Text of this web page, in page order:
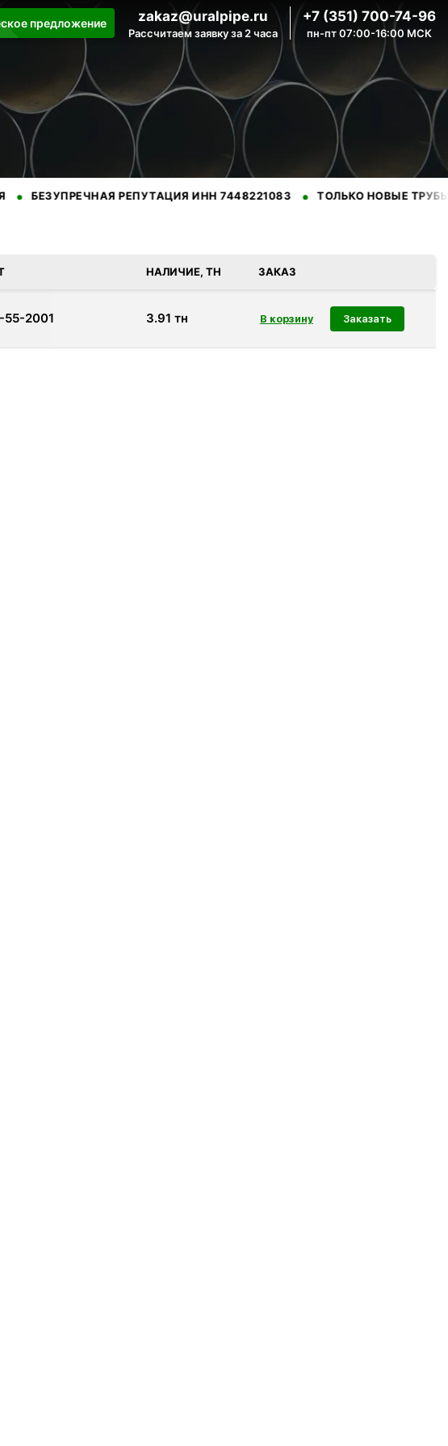
предложение zakaz@uralpipe.ru
Рассчитаем заявку за 2 часа
+7 (351) 700-74-96
пн-пт 07:00-16:00 МСК
РЕПУТАЦИЯ ИНН 7448221083 • ТОЛЬКО НОВЫЕ ТРУБЫ •
НАЛИЧИЕ, ТН ЗАКАЗ
2001 3.91 тн Заказать